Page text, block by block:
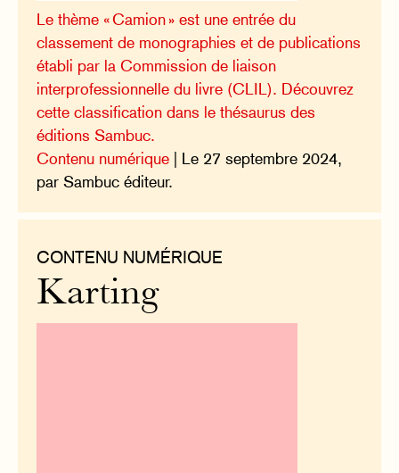
Le thème « Camion » est une entrée du
classement de monographies et de publications
établi par la Commission de liaison
interprofessionnelle du livre (CLIL). Découvrez
cette classification dans le thésaurus des
éditions Sambuc.
Contenu numérique | Le 27 septembre 2024,
par Sambuc éditeur.
CONTENU NUMÉRIQUE
Karting